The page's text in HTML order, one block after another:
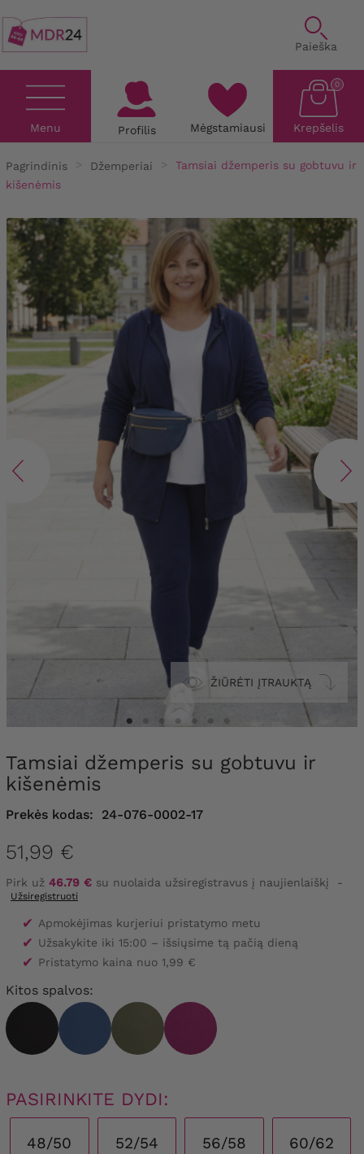
Paieška
Menu Profilis Mėgstamiausi Krepšelis
0
Pagrindinis Džemperiai
Tamsiai džemperis su gobtuvu ir
kišenėmis
ŽIŪRĖTI ĮTRAUKTĄ
Tamsiai džemperis su gobtuvu ir
kišenėmis
Prekės kodas: 24-076-0002-17
51,99 €
Pirk už 46.79 € su nuolaida užsiregistravus į naujienlaiškį -
Užsiregistruoti
✔ Apmokėjimas kurjeriui pristatymo metu
✔ Užsakykite iki 15:00 – išsiųsime tą pačią dieną
✔ Pristatymo kaina nuo 1,99 €
Kitos spalvos:
PASIRINKITE DYDI:
48/50 52/54 56/58 60/62